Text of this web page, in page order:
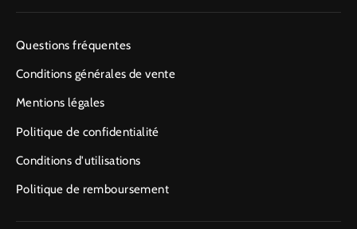
Questions fréquentes
Conditions générales de vente
Mentions légales
Politique de confidentialité
Conditions d'utilisations
Politique de remboursement